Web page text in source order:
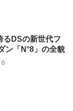
るDSの新世代フ
ン「N°8」の全貌
0